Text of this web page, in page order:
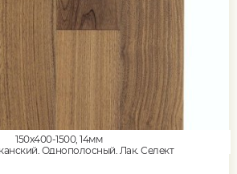
150x400-1500, 14мм
Однополосный, Лак, Селект